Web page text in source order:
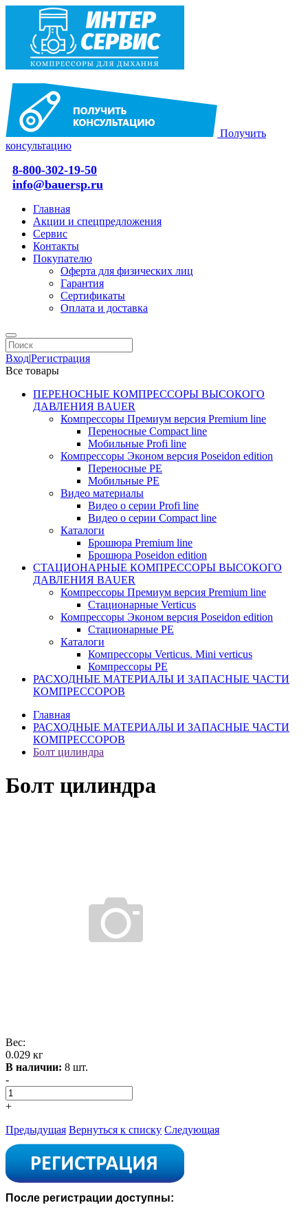
Получить
консультацию
8-800-302-19-50
info@bauersp.ru
Главная
Акции и спецпредложения
Сервис
Контакты
Покупателю
Оферта для физических лиц
Гарантия
Сертификаты
Оплата и доставка
Вход|Регистрация
Все товары
ПЕРЕНОСНЫЕ КОМПРЕССОРЫ ВЫСОКОГО
ДАВЛЕНИЯ BAUER
Компрессоры Премиум версия Premium line
Переносные Compact line
Мобильные Profi line
Компрессоры Эконом версия Poseidon edition
Переносные PE
Мобильные PE
Видео материалы
Видео о серии Profi line
Видео о серии Compact line
Каталоги
Брошюра Premium line
Брошюра Poseidon edition
СТАЦИОНАРНЫЕ КОМПРЕССОРЫ ВЫСОКОГО
ДАВЛЕНИЯ BAUER
Компрессоры Премиум версия Premium line
Стационарные Verticus
Компрессоры Эконом версия Poseidon edition
Стационарные PE
Каталоги
Компрессоры Verticus. Mini verticus
Компрессоры PE
РАСХОДНЫЕ МАТЕРИАЛЫ И ЗАПАСНЫЕ ЧАСТИ
КОМПРЕССОРОВ
Главная
РАСХОДНЫЕ МАТЕРИАЛЫ И ЗАПАСНЫЕ ЧАСТИ
КОМПРЕССОРОВ
Болт цилиндра
Болт цилиндра
Вес:
0.029 кг
В наличии: 8 шт.
-
+
Предыдущая Вернуться к списку Следующая
После регистрации доступны: